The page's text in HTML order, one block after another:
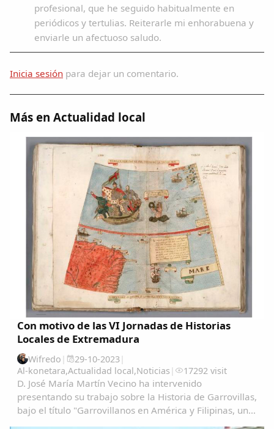
profesional, que he seguido habitualmente en
periódicos y tertulias. Reiterarle mi enhorabuena y
enviarle un afectuoso saludo.
Inicia sesión para dejar un comentario.
Más en Actualidad local
Con motivo de las VI Jornadas de Historias
Locales de Extremadura
Wifredo | 29-10-2023|
Al-konetara,Actualidad local,Noticias | 17292 visit
D. José María Martín Vecino ha intervenido
presentando su trabajo sobre la Historia de Garrovillas,
bajo el título "Garrovillanos en América y Filipinas, una